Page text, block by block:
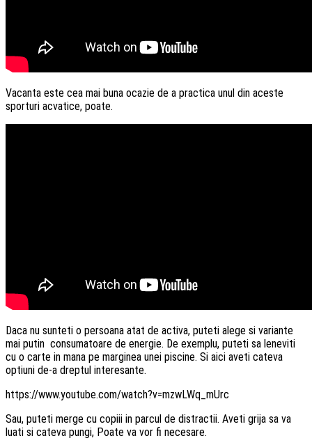
Vacanta este cea mai buna ocazie de a practica unul din aceste
sporturi acvatice, poate.
Daca nu sunteti o persoana atat de activa, puteti alege si variante
mai putin consumatoare de energie. De exemplu, puteti sa leneviti
cu o carte in mana pe marginea unei piscine. Si aici aveti cateva
optiuni de-a dreptul interesante.
https://www.youtube.com/watch?v=mzwLWq_mUrc
Sau, puteti merge cu copiii in parcul de distractii. Aveti grija sa va
luati si cateva pungi, Poate va vor fi necesare.